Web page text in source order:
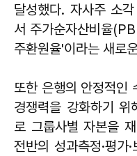
달성했다. 자사주 소
서 주가순자산비율
주환원율'이라는 새로
또한 은행의 안정적인
경쟁력을 강화하기
로 그룹사별 자본을
전반의 성과측정·평가